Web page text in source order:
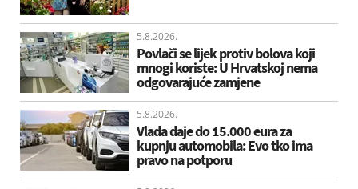
5.8.2026.
Povlači se lijek protiv bolova koji
mnogi koriste: U Hrvatskoj nema
odgovarajuće zamjene
5.8.2026.
Vlada daje do 15.000 eura za
kupnju automobila: Evo tko ima
pravo na potporu